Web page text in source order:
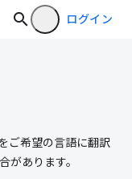
ログイン
ご希望の言語に翻訳
があります。